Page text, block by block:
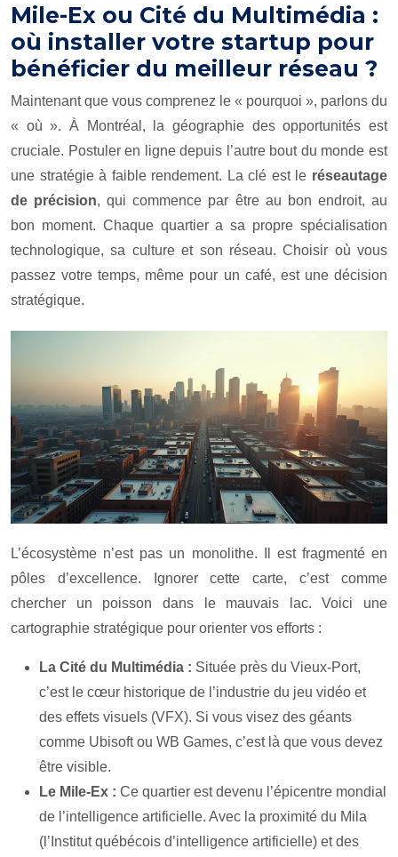
Mile-Ex ou Cité du Multimédia :
où installer votre startup pour
bénéficier du meilleur réseau ?
Maintenant que vous comprenez le « pourquoi », parlons du
« où ». À Montréal, la géographie des opportunités est
cruciale. Postuler en ligne depuis l’autre bout du monde est
une stratégie à faible rendement. La clé est le réseautage
de précision, qui commence par être au bon endroit, au
bon moment. Chaque quartier a sa propre spécialisation
technologique, sa culture et son réseau. Choisir où vous
passez votre temps, même pour un café, est une décision
stratégique.
L’écosystème n’est pas un monolithe. Il est fragmenté en
pôles d’excellence. Ignorer cette carte, c’est comme
chercher un poisson dans le mauvais lac. Voici une
cartographie stratégique pour orienter vos efforts :
La Cité du Multimédia : Située près du Vieux-Port,
c’est le cœur historique de l’industrie du jeu vidéo et
des effets visuels (VFX). Si vous visez des géants
comme Ubisoft ou WB Games, c’est là que vous devez
être visible.
Le Mile-Ex : Ce quartier est devenu l’épicentre mondial
de l’intelligence artificielle. Avec la proximité du Mila
(l’Institut québécois d’intelligence artificielle) et des